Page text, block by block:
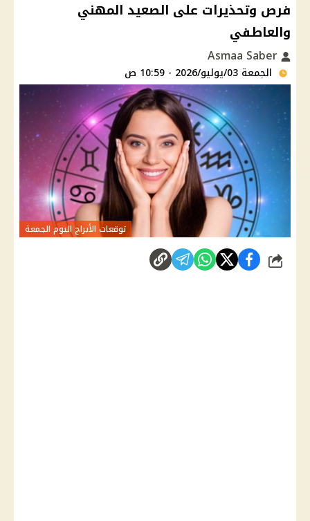
فرص وتحذيرات على الصعيد المهني
والعاطفي
الجمعة 03/يوليو/2026 - 10:59 ص
توقعات الأبراج اليوم الجمعة
شارك